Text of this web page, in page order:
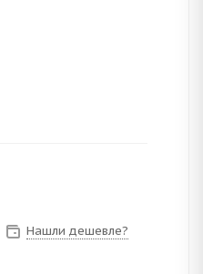
Нашли дешевле?